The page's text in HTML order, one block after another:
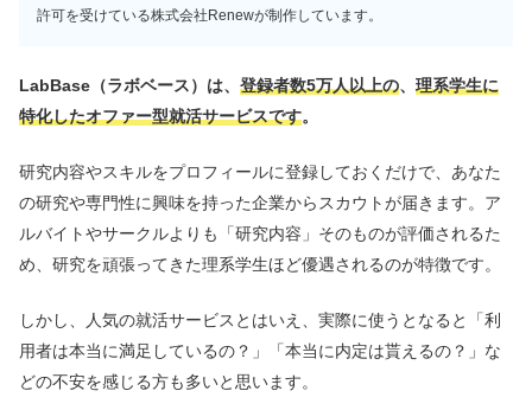
許可を受けている株式会社Renewが制作しています。
LabBase（ラボベース）は、 登録者数5万人以上の、 理系学生に
特化したオファー型就活サービスです。
研究内容やスキルをプロフィールに登録しておくだけで、あなた
の研究や専門性に興味を持った企業からスカウトが届きます。ア
ルバイトやサークルよりも「研究内容」そのものが評価されるた
め、研究を頑張ってきた理系学生ほど優遇されるのが特徴です。
しかし、人気の就活サービスとはいえ、実際に使うとなると「利
用者は本当に満足しているの？」「本当に内定は貰えるの？」な
どの不安を感じる方も多いと思います。